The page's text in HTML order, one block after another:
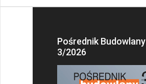
Pośrednik Budowlany
3/2026